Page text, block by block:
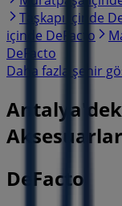
Taşkapı içinde
içinde DeFacto
DeFacto
Daha fazla şehir
DeFacto